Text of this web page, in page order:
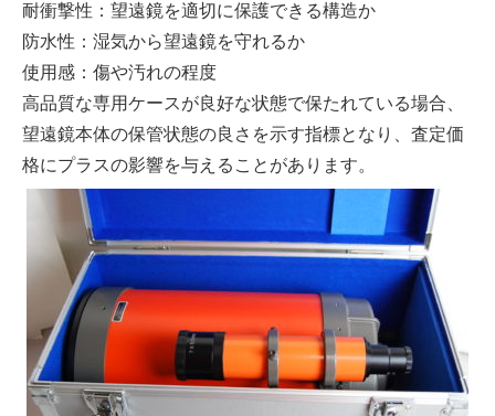
耐衝撃性：望遠鏡を適切に保護できる構造か
防水性：湿気から望遠鏡を守れるか
使用感：傷や汚れの程度
高品質な専用ケースが良好な状態で保たれている場合、
望遠鏡本体の保管状態の良さを示す指標となり、査定価
格にプラスの影響を与えることがあります。